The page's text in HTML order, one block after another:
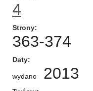
4
Strony
363-374
Daty
wydano 2013